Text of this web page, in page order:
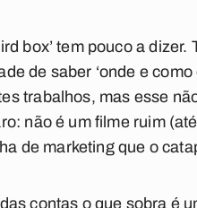
box’ tem pouco a
de saber ‘onde e
trabalhos, mas esse
não é um filme ruim
de marketing que o
contas o que sobra é